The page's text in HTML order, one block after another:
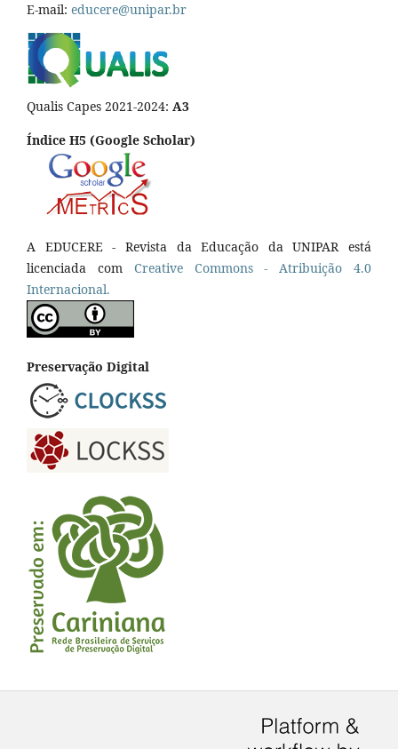
E-mail: educere@unipar.br
Qualis Capes 2021-2024: A3
Índice H5 (Google Scholar)
A EDUCERE - Revista da Educação da UNIPAR está
licenciada com CreativeCommons - Atribuição 4.0
Internacional.
Preservação Digital